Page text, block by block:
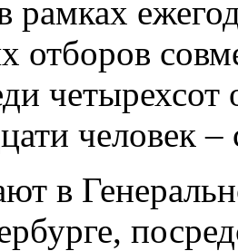
рамках
отборов
человек
в